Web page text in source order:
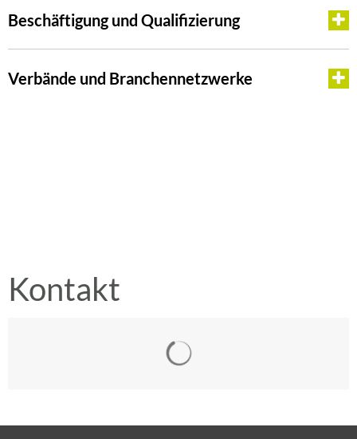
Beschäftigung und Qualifizierung
Verbände und Branchennetzwerke
Kontakt